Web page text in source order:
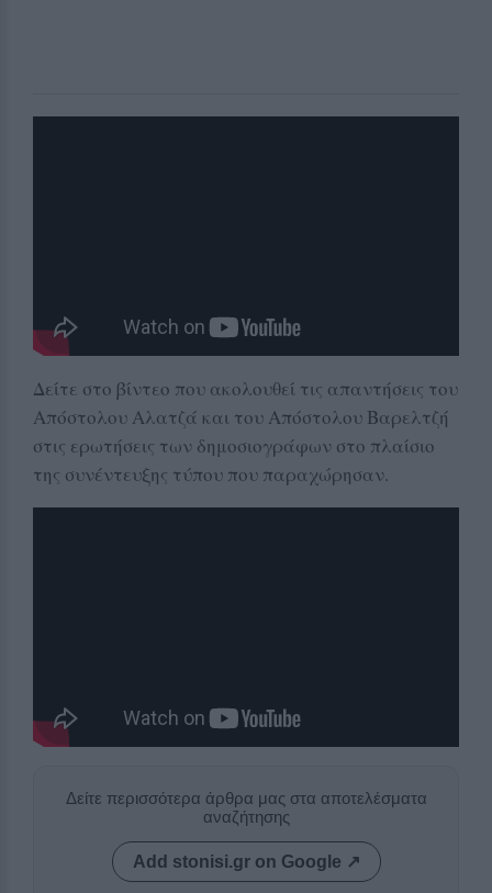
Δείτε στο βίντεο που ακολουθεί τις απαντήσεις του
Απόστολου Αλατζά και του Απόστολου Βαρελτζή
στις ερωτήσεις των δημοσιογράφων στο πλαίσιο
της συνέντευξης τύπου που παραχώρησαν.
Δείτε περισσότερα άρθρα μας στα αποτελέσματα
αναζήτησης
Add stonisi.gr on Google ↗